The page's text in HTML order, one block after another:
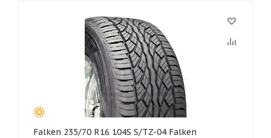
275 285 295
325
40 45 45
55 65 70 75
Falken 235/70 R16 104S S/TZ-04 Falken